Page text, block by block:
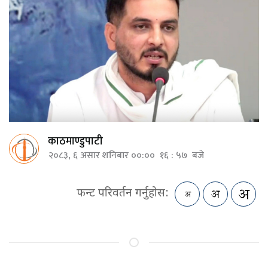
काठमाण्डुपाटी
२०८३, ६ असार शनिबार ००:०० १६ : ५७ बजे
फन्ट परिवर्तन गर्नुहोस: